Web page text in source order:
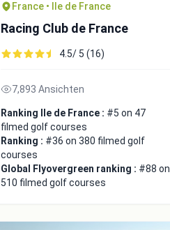
France • Ile de France
Racing Club de France
4.5/ 5 (16)
7,893 Ansichten
Ranking Ile de France : #5 on 47
filmed golf courses
Ranking : #36 on 380 filmed golf
courses
Global Flyovergreen ranking : #88 on
510 filmed golf courses